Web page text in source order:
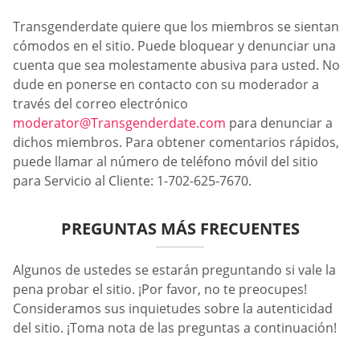
Transgenderdate quiere que los miembros se sientan
cómodos en el sitio. Puede bloquear y denunciar una
cuenta que sea molestamente abusiva para usted. No
dude en ponerse en contacto con su moderador a
través del correo electrónico
moderator@Transgenderdate.com para denunciar a
dichos miembros. Para obtener comentarios rápidos,
puede llamar al número de teléfono móvil del sitio
para Servicio al Cliente: 1-702-625-7670.
PREGUNTAS MÁS FRECUENTES
Algunos de ustedes se estarán preguntando si vale la
pena probar el sitio. ¡Por favor, no te preocupes!
Consideramos sus inquietudes sobre la autenticidad
del sitio. ¡Toma nota de las preguntas a continuación!